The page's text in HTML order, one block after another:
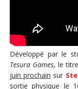
Développé par le
Tesura Games, le
juin prochain sur
sortie physique le